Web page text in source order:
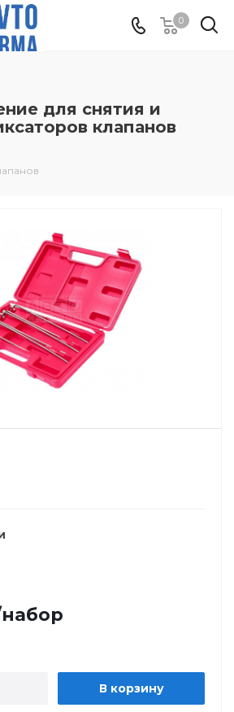
0
для снятия и
клапанов
В корзину